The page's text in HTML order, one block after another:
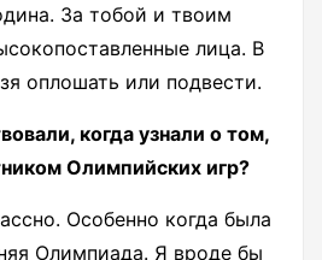
За тобой и твоим
лица. В
оплошать или подвести.
когда узнали о том,
Олимпийских игр?
Особенно когда была
Олимпиада. Я вроде бы